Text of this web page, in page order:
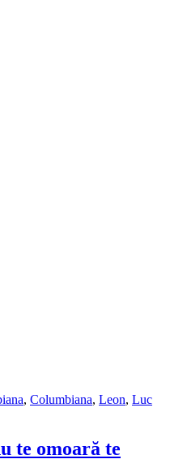
, Columbiana, Leon, Luc
te omoară te